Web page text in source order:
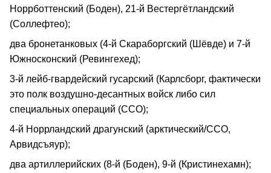
Норрботтенский (Боден), 21-й Вестергётландский
(Соллефтео);
два бронетанковых (4-й Скараборгский (Шёвде) и 7-й
Южносконский (Ревингехед);
3-й лейб-гвардейский гусарский (Карлсборг, фактически
это полк воздушно-десантных войск либо сил
специальных операций (ССО);
4-й Норрландский драгунский (арктический/ССО,
Арвидсъяур);
два артиллерийских (8-й (Боден), 9-й (Кристинехамн);